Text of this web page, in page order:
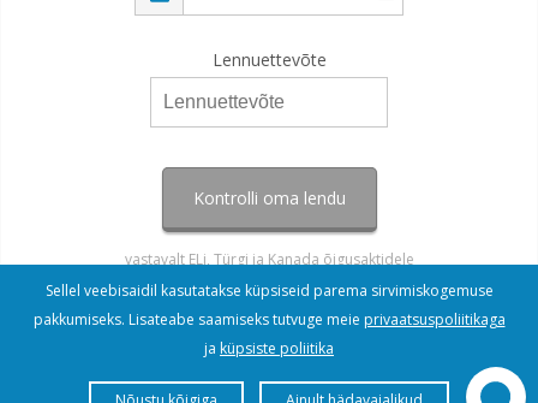
Lennuettevõte
Kontrolli oma lendu
vastavalt ELi, Türgi ja Kanada õigusaktidele
Sellel veebisaidil kasutatakse küpsiseid parema sirvimiskogemuse
pakkumiseks. Lisateabe saamiseks tutvuge meie privaatsuspoliitikaga
ja küpsiste poliitika